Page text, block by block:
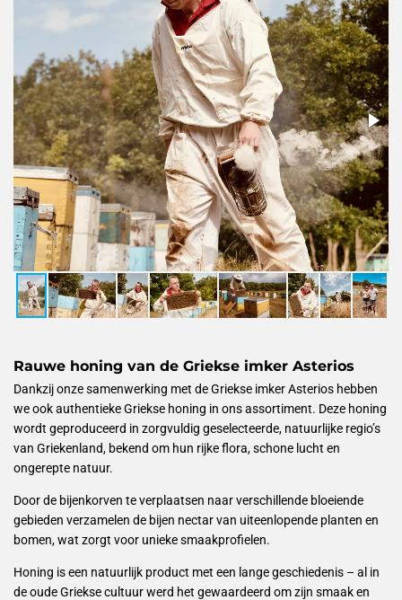
Rauwe honing van de Griekse imker Asterios
Dankzij onze samenwerking met de Griekse imker Asterios hebben
we ook authentieke Griekse honing in ons assortiment. Deze honing
wordt geproduceerd in zorgvuldig geselecteerde, natuurlijke regio’s
van Griekenland, bekend om hun rijke flora, schone lucht en
ongerepte natuur.
Door de bijenkorven te verplaatsen naar verschillende bloeiende
gebieden verzamelen de bijen nectar van uiteenlopende planten en
bomen, wat zorgt voor unieke smaakprofielen.
Honing is een natuurlijk product met een lange geschiedenis – al in
de oude Griekse cultuur werd het gewaardeerd om zijn smaak en